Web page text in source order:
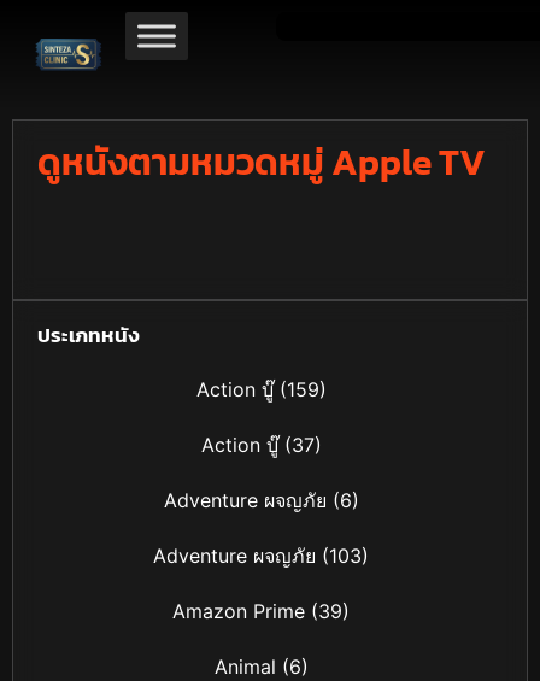
ดูหนังตามหมวดหมู่ Apple TV
ประเภทหนัง
Action บู๊(159)
Action บู๊(37)
Adventure ผจญภัย (6)
Adventure ผจญภัย (103)
Amazon Prime (39)
Animal (6)